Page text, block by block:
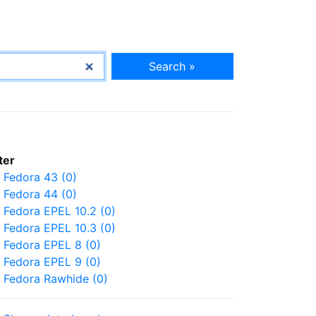
Search »
Fedora 43 (0)
Fedora 44 (0)
Fedora EPEL 10.2 (0)
Fedora EPEL 10.3 (0)
Fedora EPEL 8 (0)
Fedora EPEL 9 (0)
Fedora Rawhide (0)